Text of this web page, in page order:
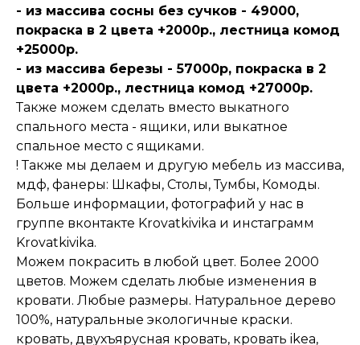
- из массива сосны без сучков - 49000,
покраска в 2 цвета +2000р., лестница комод
+25000р.
- из массива березы - 57000р, покраска в 2
цвета +2000р., лестница комод +27000р.
Также можем сделать вместо выкатного
спального места - ящики, или выкатное
спальное место с ящиками.
! Также мы делаем и другую мебель из массива,
мдф, фанеры: Шкафы, Столы, Тумбы, Комоды.
Больше информации, фотографий у нас в
группе вконтакте Krovatkivika и инстаграмм
Krovatkivika.
Можем покрасить в любой цвет. Более 2000
цветов. Можем сделать любые изменения в
кровати. Любые размеры. Натуральное дерево
100%, натуральные экологичные краски.
кровать, двухъярусная кровать, кровать ikea,